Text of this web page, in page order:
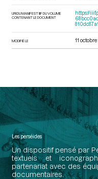
URI DU MANIFEST IIIF DU VOLUME
CONTENANT LE DOCUMENT
https://
MODIFIÉ LE 11
Les perséides
Un dispositif pensé par
textuels et
partenariat avec des
documentaires.